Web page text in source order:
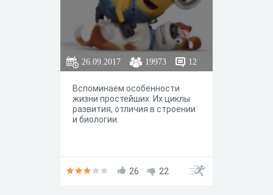
26.09.2017 19973 12
Вспоминаем особенности
жизни простейших. Их циклы
развития, отличия в строении
и биологии.
26 22